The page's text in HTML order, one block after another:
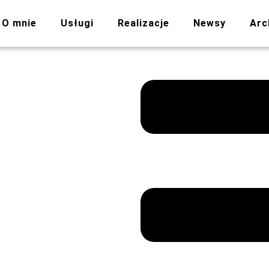
O mnie Usługi Realizacje Newsy